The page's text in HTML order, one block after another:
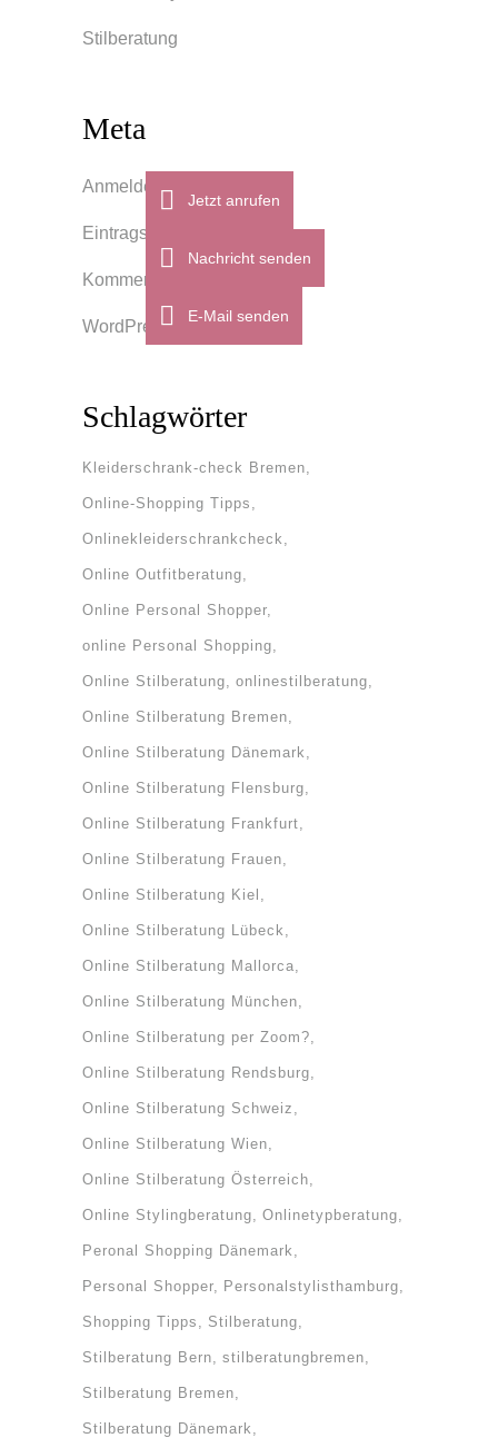
Stilberatung
Meta
Anmelden
Eintrags-Feed
Kommentar-Feed
WordPress.org
Schlagwörter
Kleiderschrank-check Bremen
Online-Shopping Tipps
Onlinekleiderschrankcheck
Online Outfitberatung
Online Personal Shopper
online Personal Shopping
Online Stilberatung onlinestilberatung
Online Stilberatung Bremen
Online Stilberatung Dänemark
Online Stilberatung Flensburg
Online Stilberatung Frankfurt
Online Stilberatung Frauen
Online Stilberatung Kiel
Online Stilberatung Lübeck
Online Stilberatung Mallorca
Online Stilberatung München
Online Stilberatung per Zoom?
Online Stilberatung Rendsburg
Online Stilberatung Schweiz
Online Stilberatung Wien
Online Stilberatung Österreich
Online Stylingberatung Onlinetypberatung
Peronal Shopping Dänemark
Personal Shopper Personalstylisthamburg
Shopping Tipps Stilberatung
Stilberatung Bern stilberatungbremen
Stilberatung Bremen
Stilberatung Dänemark
Jetzt anrufen
Nachricht senden
E-Mail senden